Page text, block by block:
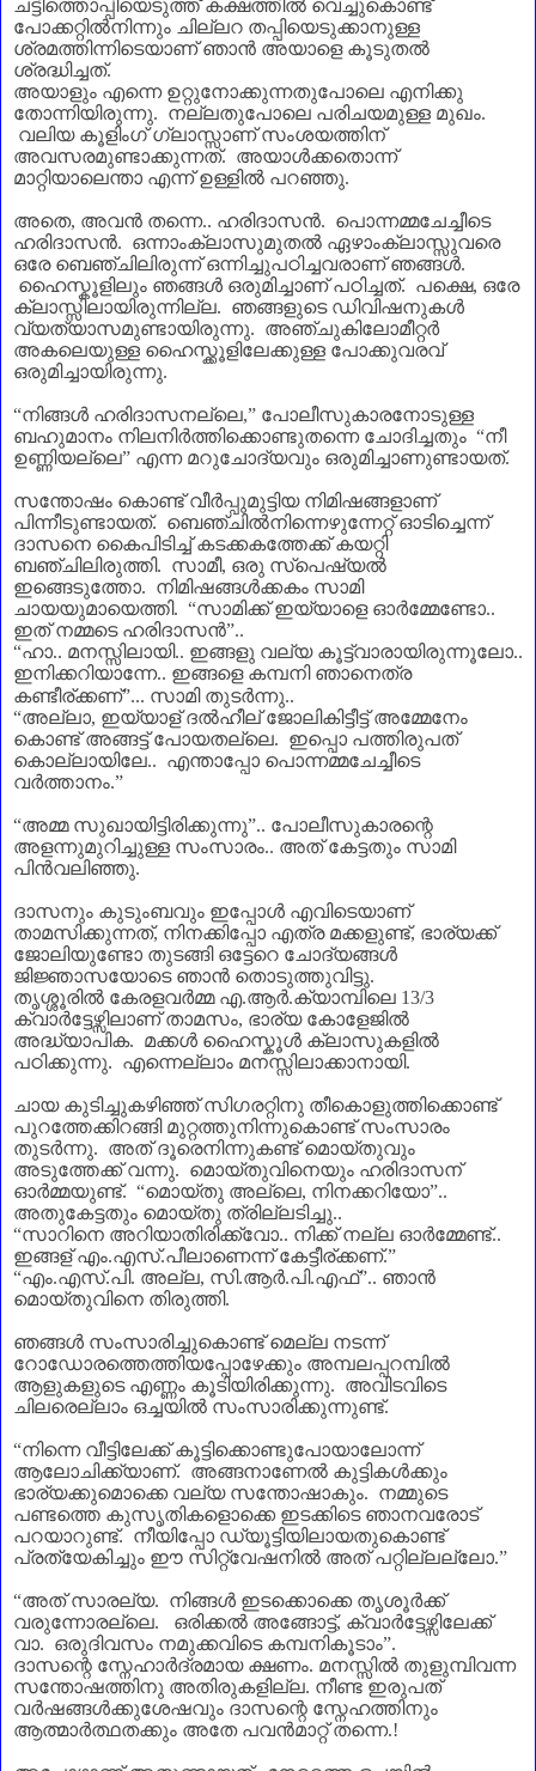
ചട്ടിത്തൊപ്പിയെടുത്ത് കക്ഷത്തിൽ വെച്ചുകൊണ്ട്
പോക്കറ്റിൽനിന്നും ചില്ലറ തപ്പിയെടുക്കാനുള്ള
ശ്രമത്തിന്നിടെയാണ്‌ ഞാൻ അയാളെ കൂടുതൽ
ശ്രദ്ധിച്ചത്.
അയാളും എന്നെ ഉറ്റുനോക്കുന്നതുപോലെ എനിക്കു
തോന്നിയിരുന്നു. നല്ലതുപോലെ പരിചയമുള്ള മുഖം.
വലിയ കൂളിംഗ് ഗ്ലാസ്സാണ്‌ സംശയത്തിന്‌
അവസരമുണ്ടാക്കുന്നത്. അയാൾക്കതൊന്ന്
മാറ്റിയാലെന്താ എന്ന് ഉള്ളിൽ പറഞ്ഞു.
അതെ, അവൻ തന്നെ.. ഹരിദാസൻ. പൊന്നമ്മചേച്ചീടെ
ഹരിദാസൻ. ഒന്നാംക്ലാസുമുതൽ ഏഴാംക്ലാസ്സുവരെ
ഒരേ ബെഞ്ചിലിരുന്ന് ഒന്നിച്ചുപഠിച്ചവരാണ്‌ ഞങ്ങൾ.
ഹൈസ്കൂളിലും ഞങ്ങൾ ഒരുമിച്ചാണ്‌ പഠിച്ചത്. പക്ഷെ, ഒരേ
ക്ലാസ്സിലായിരുന്നില്ല. ഞങ്ങളുടെ ഡിവിഷനുകൾ
വ്യത്യാസമുണ്ടായിരുന്നു. അഞ്ചുകിലോമീറ്റർ
അകലെയുള്ള ഹൈസ്ക്കൂളിലേക്കുള്ള പോക്കുവരവ്
ഒരുമിച്ചായിരുന്നു.
“നിങ്ങൾ ഹരിദാസനല്ലെ,” പോലീസുകാരനോടുള്ള
ബഹുമാനം നിലനിർത്തിക്കൊണ്ടുതന്നെ ചോദിച്ചതും “നീ
ഉണ്ണിയല്ലെ” എന്ന മറുചോദ്യവും ഒരുമിച്ചാണുണ്ടായത്.
സന്തോഷം കൊണ്ട് വീർപ്പുമുട്ടിയ നിമിഷങ്ങളാണ്‌
പിന്നീടുണ്ടായത്. ബെഞ്ചിൽനിന്നെഴുന്നേറ്റ് ഓടിച്ചെന്ന്
ദാസനെ കൈപിടിച്ച് കടക്കകത്തേക്ക് കയറ്റി
ബഞ്ചിലിരുത്തി. സാമീ, ഒരു സ്പെഷ്യൽ
ഇങ്ങെടുത്തോ. നിമിഷങ്ങൾക്കകം സാമി
ചായയുമായെത്തി. “സാമിക്ക് ഇയ്യാളെ ഓർമ്മേണ്ടോ..
ഇത് നമ്മടെ ഹരിദാസൻ”..
“ഹാ.. മനസ്സിലായി.. ഇങ്ങളു വല്യ കൂട്ട്വാരായിരുന്നൂലോ..
ഇനിക്കറിയാന്നേ.. ഇങ്ങളെ കമ്പനി ഞാനെത്ര
കണ്ടീര്‌ക്കണ്‌”... സാമി തുടർന്നു..
“അല്ലാ, ഇയ്യാള്‌ ദൽഹീല്‌ ജോലികിട്ടീട്ട് അമ്മേനേം
കൊണ്ട് അങ്ങട്ട് പോയതല്ലെ. ഇപ്പൊ പത്തിരുപത്
കൊല്ലായിലേ.. എന്താപ്പോ പൊന്നമ്മചേച്ചീടെ
വർത്താനം.”
“അമ്മ സുഖായിട്ടിരിക്കുന്നു”.. പോലീസുകാരന്റെ
അളന്നുമുറിച്ചുള്ള സംസാരം.. അത് കേട്ടതും സാമി
പിൻവലിഞ്ഞു.
ദാസനും കുടുംബവും ഇപ്പോൾ എവിടെയാണ്‌
താമസിക്കുന്നത്, നിനക്കിപ്പോ എത്ര മക്കളുണ്ട്, ഭാര്യക്ക്
ജോലിയുണ്ടോ തുടങ്ങി ഒട്ടേറെ ചോദ്യങ്ങൾ
ജിജ്ഞാസയോടെ ഞാൻ തൊടുത്തുവിട്ടു.
തൃശ്ശൂരിൽ കേരളവർമ്മ എ.ആർ.ക്യാമ്പിലെ 13/3
ക്വാർട്ടേഴ്സിലാണ്‌ താമസം, ഭാര്യ കോളേജിൽ
അദ്ധ്യാപിക. മക്കൾ ഹൈസ്കൂൾ ക്ലാസുകളിൽ
പഠിക്കുന്നു. എന്നെല്ലാം മനസ്സിലാക്കാനായി.
ചായ കുടിച്ചുകഴിഞ്ഞ് സിഗരറ്റിനു തീകൊളുത്തിക്കൊണ്ട്
പുറത്തേക്കിറങ്ങി മുറ്റത്തുനിന്നുകൊണ്ട് സംസാരം
തുടർന്നു. അത് ദൂരെനിന്നുകണ്ട് മൊയ്തുവും
അടുത്തേക്ക് വന്നു. മൊയ്തുവിനെയും ഹരിദാസന്‌
ഓർമ്മയുണ്ട്. “മൊയ്തു അല്ലെ, നിനക്കറിയോ”..
അതുകേട്ടതും മൊയ്തു ത്രില്ലടിച്ചു..
“സാറിനെ അറിയാതിരിക്ക്വോ.. നിക്ക് നല്ല ഓർമ്മേണ്ട്..
ഇങ്ങള്‌ എം.എസ്.പീലാണെന്ന് കേട്ടീര്‌ക്കണ്‌.”
“എം.എസ്.പി. അല്ല, സി.ആർ.പി.എഫ്”.. ഞാൻ
മൊയ്തുവിനെ തിരുത്തി.
ഞങ്ങൾ സംസാരിച്ചുകൊണ്ട് മെല്ല നടന്ന്
റോഡോരത്തെത്തിയപ്പോഴേക്കും അമ്പലപ്പറമ്പിൽ
ആളുകളുടെ എണ്ണം കൂടിയിരിക്കുന്നു. അവിടവിടെ
ചിലരെല്ലാം ഒച്ചയിൽ സംസാരിക്കുന്നുണ്ട്.
“നിന്നെ വീട്ടിലേക്ക് കൂട്ടിക്കൊണ്ടുപോയാലോന്ന്
ആലോചിക്ക്യാണ്‌. അങ്ങനാണേൽ കുട്ടികൾക്കും
ഭാര്യക്കുമൊക്കെ വല്യ സന്തോഷാകും. നമ്മുടെ
പണ്ടത്തെ കുസൃതികളൊക്കെ ഇടക്കിടെ ഞാനവരോട്
പറയാറുണ്ട്. നീയിപ്പോ ഡ്യൂട്ടിയിലായതുകൊണ്ട്
പ്രത്യേകിച്ചും ഈ സിറ്റ്വേഷനിൽ അത് പറ്റില്ലല്ലോ.”
“അത് സാരല്യ. നിങ്ങൾ ഇടക്കൊക്കെ തൃശൂർക്ക്
വരുന്നോരല്ലെ. ഒരിക്കൽ അങ്ങോട്ട്, ക്വാർട്ടേഴ്സിലേക്ക്
വാ. ഒരുദിവസം നമുക്കവിടെ കമ്പനികൂടാം”.
ദാസന്റെ സ്നേഹാർദ്രമായ ക്ഷണം. മനസ്സിൽ തുളുമ്പിവന്ന
സന്തോഷത്തിനു അതിരുകളില്ല. നീണ്ട ഇരുപത്
വർഷങ്ങൾക്കുശേഷവും ദാസന്റെ സ്നേഹത്തിനും
ആത്മാർത്ഥതക്കും അതേ പവൻമാറ്റ് തന്നെ.!